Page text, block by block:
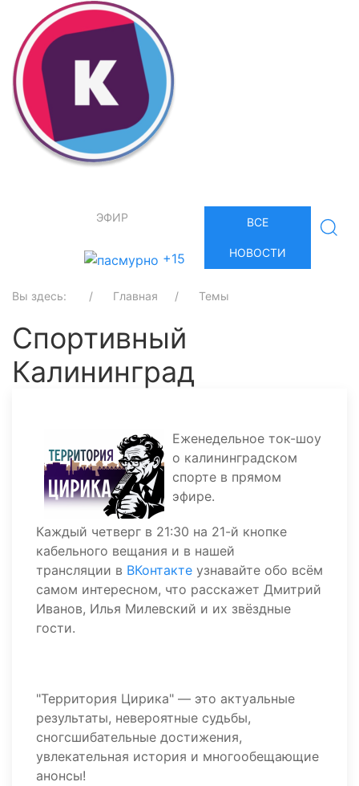
ЭФИР
+15
ВСЕ
НОВОСТИ
Вы здесь: Главная Темы
Спортивный
Калининград
Еженедельное ток-шоу
о калининградском
спорте в прямом
эфире.
Каждый четверг в 21:30 на 21-й кнопке
кабельного вещания и в нашей
трансляции в ВКонтакте узнавайте обо всём
самом интересном, что расскажет Дмитрий
Иванов, Илья Милевский и их звёздные
гости.
"Территория Цирика" — это актуальные
результаты, невероятные судьбы,
сногсшибательные достижения,
увлекательная история и многообещающие
анонсы!